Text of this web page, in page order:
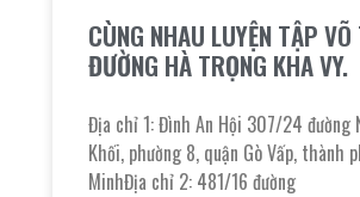
CÙNG NHAU LUYỆN TẬP
ĐƯỜNG HÀ TRỌNG KHA VY.
Địa chỉ 1: Đình An Hội 307/24 đường
Khối, phường 8, quận Gò Vấp, thành
MinhĐịa chỉ 2: 481/16 đường